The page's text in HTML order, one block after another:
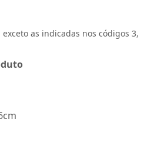
as indicadas nos códigos 3,